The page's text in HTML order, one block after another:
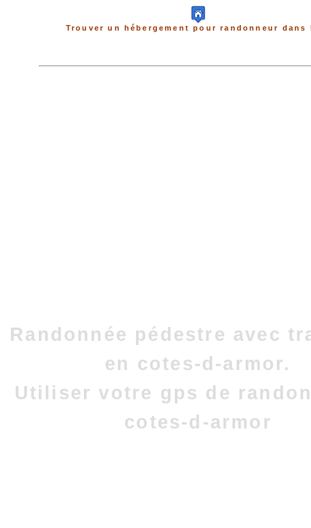
Trouver un hébergement pour randonneur dans
Randonnée pédestre avec
en cotes-d-armor.
Utiliser votre gps de
cotes-d-armor